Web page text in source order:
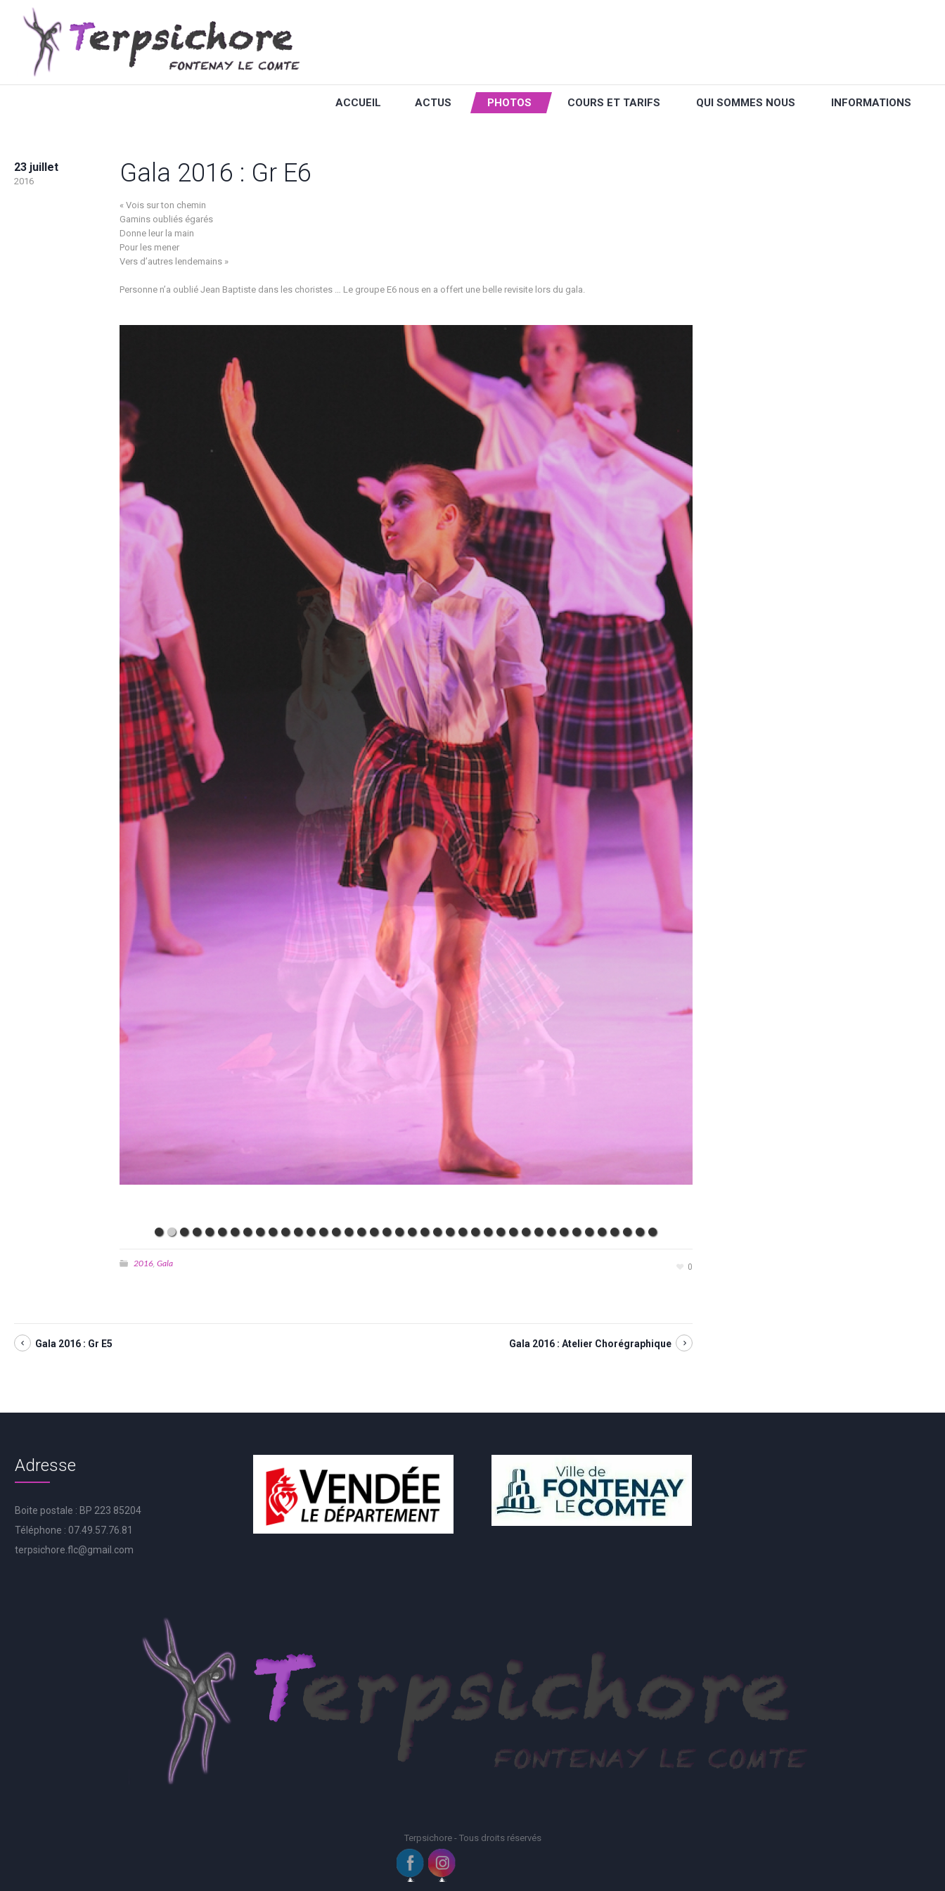
ACCUEIL ACTUS PHOTOS COURS ET TARIFS QUI SOMMES NOUS INFORMATIONS
23 juillet
2016 Gala 2016 : Gr E6
« Vois sur ton chemin
Gamins oubliés égarés
Donne leur la main
Pour les mener
Vers d’autres lendemains »
Personne n’a oublié Jean Baptiste dans les choristes … Le groupe E6 nous en a offert une belle revisite lors du gala.
0
2016, Gala
Gala 2016 : Gr E5 Gala 2016 : Atelier Chorégraphique
Adresse
Boite postale : BP 223 85204
Téléphone : 07.49.57.76.81
terpsichore.flc@gmail.com
Terpsichore - Tous droits réservés